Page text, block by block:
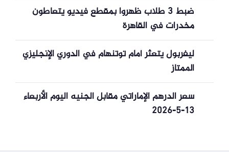
ضبط 3 طلاب ظهروا بمقطع فيديو يتعاطون
مخدرات في القاهرة
ليفربول يتعثر أمام توتنهام في الدوري الإنجليزي
الممتاز
سعر الدرهم الإماراتي مقابل الجنيه اليوم الأربعاء
13-5-2026